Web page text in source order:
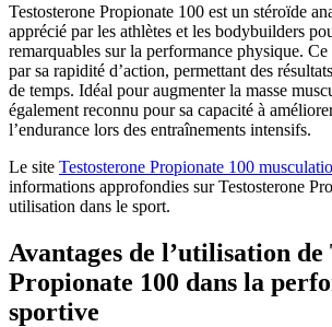
Testosterone Propionate 100 est un stéroïde
apprécié par les athlètes et les bodybuilders
remarquables sur la performance physique.
par sa rapidité d’action, permettant des
de temps. Idéal pour augmenter la masse
également reconnu pour sa capacité à
l’endurance lors des entraînements intensifs.
Le site Testosterone Propionate 100
informations approfondies sur Testosterone
utilisation dans le sport.
Avantages de l’utilisation de
Propionate 100 dans la
sportive